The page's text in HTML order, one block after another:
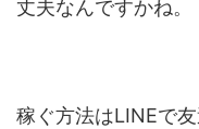
丈夫なんですかね。
稼ぐ方法はLINEで